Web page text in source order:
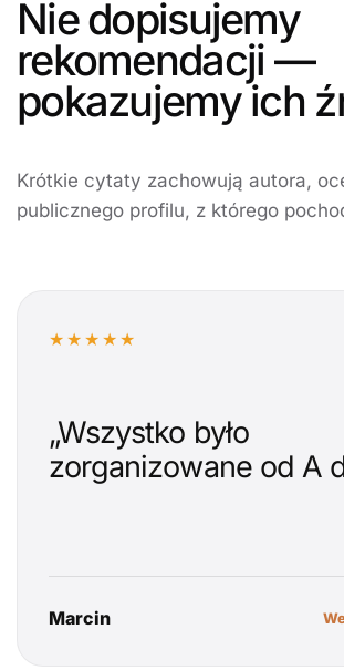
Nie dopisujemy
rekomendacji —
pokazujemy ich
Krótkie cytaty zachowują autora,
publicznego profilu, z którego
★★★★★
„Wszystko było
zorganizowane od A
Marcin